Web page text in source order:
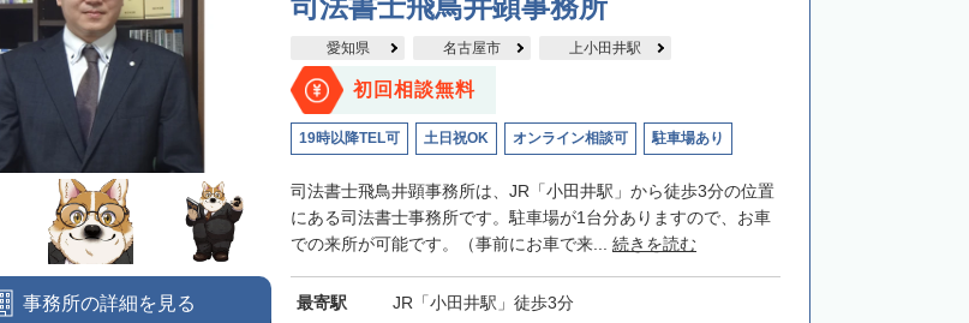
司法書士飛鳥井顕事務所
愛知県 名古屋市 上小田井駅
初回相談無料
19時以降TEL可 土日祝OK オンライン相談可 駐車場あり
司法書士飛鳥井顕事務所は、JR「小田井駅」から徒歩3分の位置
にある司法書士事務所です。駐車場が1台分ありますので、お車
での来所が可能です。（事前にお車で来... 続きを読む
最寄駅 JR「小田井駅」徒歩3分
事務所の詳細を見る